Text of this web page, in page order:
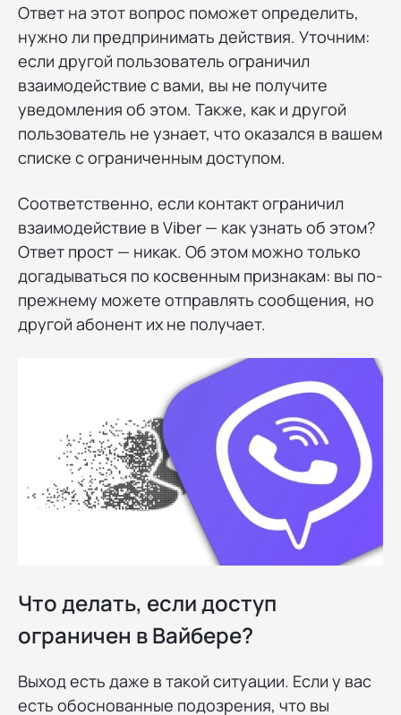
Ответ на этот вопрос поможет определить,
нужно ли предпринимать действия. Уточним:
если другой пользователь ограничил
взаимодействие с вами, вы не получите
уведомления об этом. Также, как и другой
пользователь не узнает, что оказался в вашем
списке с ограниченным доступом.
Соответственно, если контакт ограничил
взаимодействие в Viber — как узнать об этом?
Ответ прост — никак. Об этом можно только
догадываться по косвенным признакам: вы по-
прежнему можете отправлять сообщения, но
другой абонент их не получает.
Что делать, если доступ
ограничен в Вайбере?
Выход есть даже в такой ситуации. Если у вас
есть обоснованные подозрения, что вы